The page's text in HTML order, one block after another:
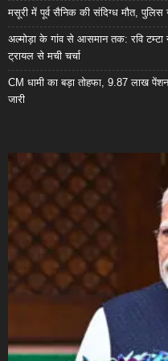
मसूरी में पूर्व सैनिक की संदिग्ध मौत, पुलिस
अल्मोड़ा के गांव से आसमान तक: रवि
ट्रायल से मची चर्चा
CM धामी का बड़ा तोहफा, 9.87 लाख
जारी